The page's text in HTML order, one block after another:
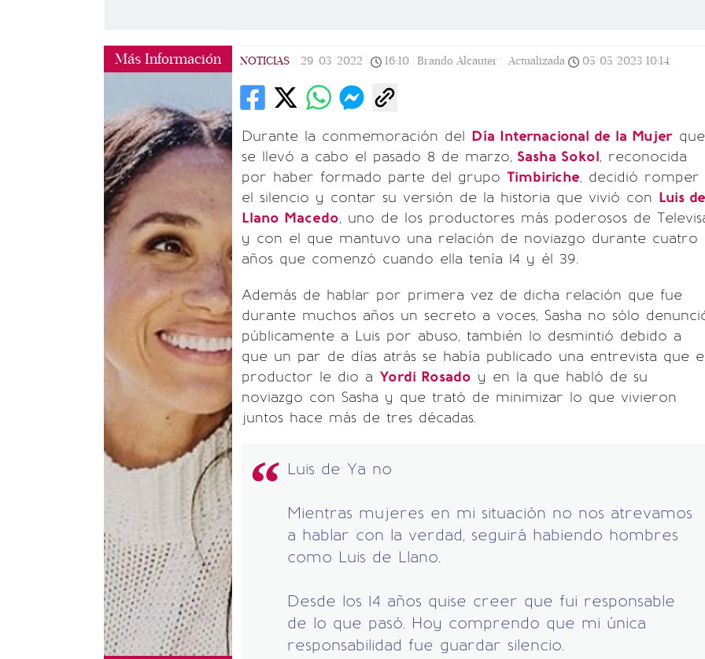
Más Información NOTICIAS 29/03/2022 16:10 Brando Alcauter | Actualizada 05/05/2023 10:14
Durante la conmemoración del Día Internacional de la Mujer que
se llevó a cabo el pasado 8 de marzo, Sasha Sokol, reconocida
por haber formado parte del grupo Timbiriche, decidió romper
el silencio y contar su versión de la historia que vivió con Luis de
Llano Macedo, uno de los productores más poderosos de
y con el que mantuvo una relación de noviazgo durante cuatro
años que comenzó cuando ella tenía 14 y él 39.
Además de hablar por primera vez de dicha relación que fue
durante muchos años un secreto a voces, Sasha no sólo
públicamente a Luis por abuso, también lo desmintió debido a
que un par de días atrás se había publicado una entrevista que
productor le dio a Yordi Rosado y en la que habló de su
noviazgo con Sasha y que trató de minimizar lo que vivieron
juntos hace más de tres décadas.
Luis de Ya no
Mientras mujeres en mi situación no nos atrevamos
a hablar con la verdad, seguirá habiendo hombres
como Luis de Llano.
Desde los 14 años quise creer que fui responsable
de lo que pasó. Hoy comprendo que mi única
responsabilidad fue guardar silencio.